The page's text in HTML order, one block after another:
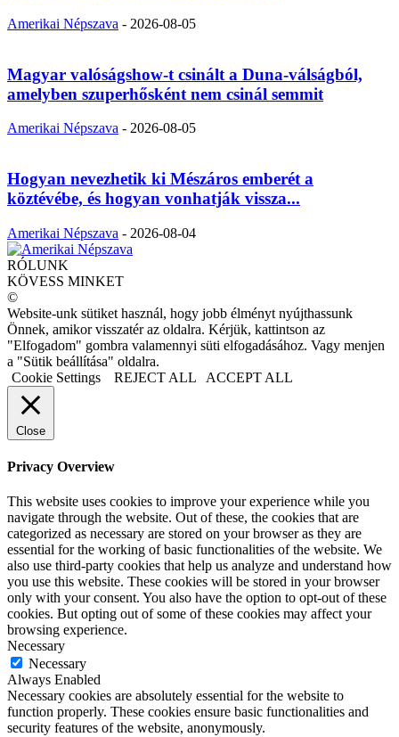
Amerikai Népszava - 2026-08-05
Magyar valóságshow-t csinált a Duna-válságból,
amelyben szuperhősként nem csinál semmit
Amerikai Népszava - 2026-08-05
Hogyan nevezhetik ki Mészáros emberét a
köztévébe, és hogyan vonhatják vissza...
Amerikai Népszava - 2026-08-04
RÓLUNK
KÖVESS MINKET
©
Website-unk sütiket használ, hogy jobb élményt nyújthassunk
Önnek, amikor visszatér az oldalra. Kérjük, kattintson az
"Elfogadom" gombra valamennyi süti elfogadásához. Vagy menjen
a "Sütik beállítása" oldalra.
Cookie Settings
REJECT ALL ACCEPT ALL
Close
Privacy Overview
This website uses cookies to improve your experience while you
navigate through the website. Out of these, the cookies that are
categorized as necessary are stored on your browser as they are
essential for the working of basic functionalities of the website. We
also use third-party cookies that help us analyze and understand how
you use this website. These cookies will be stored in your browser
only with your consent. You also have the option to opt-out of these
cookies. But opting out of some of these cookies may affect your
browsing experience.
Necessary
Necessary
Always Enabled
Necessary cookies are absolutely essential for the website to
function properly. These cookies ensure basic functionalities and
security features of the website, anonymously.